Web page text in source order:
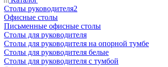
Столы руководителя2
Офисные столы
Письменные офисные столы
Столы для руководителя
Столы для руководителя на опорной тумбе
Столы для руководителя белые
Столы для руководителя с тумбой